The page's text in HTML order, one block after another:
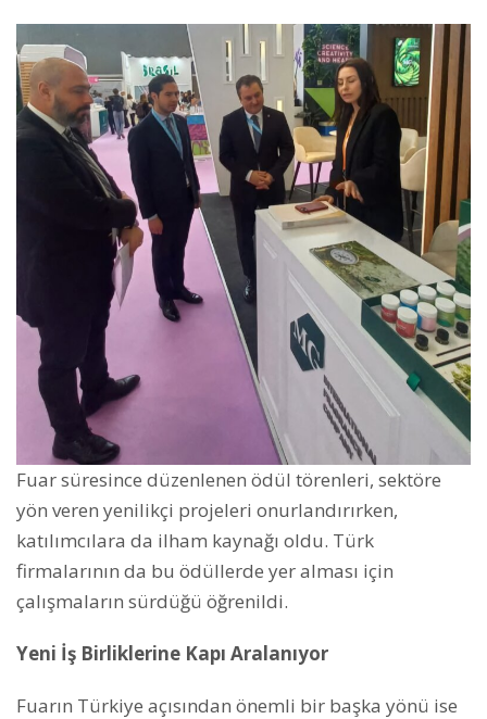
Fuar süresince düzenlenen ödül törenleri, sektöre
yön veren yenilikçi projeleri onurlandırırken,
katılımcılara da ilham kaynağı oldu. Türk
firmalarının da bu ödüllerde yer alması için
çalışmaların sürdüğü öğrenildi.
Yeni İş Birliklerine Kapı Aralanıyor
Fuarın Türkiye açısından önemli bir başka yönü ise